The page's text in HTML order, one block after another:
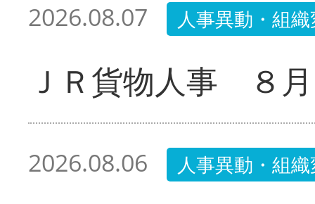
2026.08.07 人事異動・組
ＪＲ貨物人事 ８
2026.08.06 人事異動・組